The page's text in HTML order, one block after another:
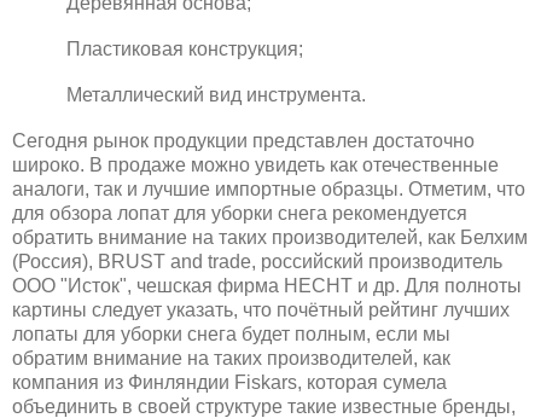
Пластиковая конструкция;
Металлический вид инструмента.
Сегодня рынок продукции представлен достаточно
широко. В продаже можно увидеть как отечественные
аналоги, так и лучшие импортные образцы. Отметим, что
для обзора лопат для уборки снега рекомендуется
обратить внимание на таких производителей, как Белхим
(Россия), BRUST and trade, российский производитель
ООО "Исток", чешская фирма HECHT и др. Для полноты
картины следует указать, что почётный рейтинг лучших
лопаты для уборки снега будет полным, если мы
обратим внимание на таких производителей, как
компания из Финляндии Fiskars, которая сумела
объединить в своей структуре такие известные бренды,